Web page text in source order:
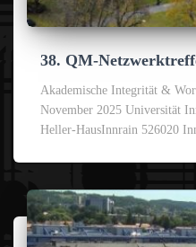
38. QM-
Akademische Integrität &
November 2025 Universität
Heller-HausInnrain 526020